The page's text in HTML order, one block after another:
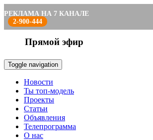
РЕКЛАМА НА 7 КАНАЛЕ
2-900-444
Прямой эфир
Toggle navigation
Новости
Ты топ-модель
Проекты
Статьи
Объявления
Телепрограмма
О нас